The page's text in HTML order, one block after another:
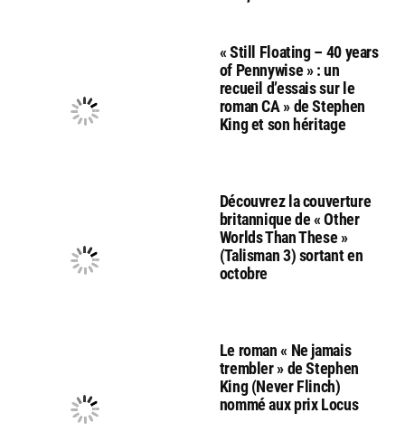
« Still Floating – 40 years
of Pennywise » : un
recueil d’essais sur le
roman CA » de Stephen
King et son héritage
Découvrez la couverture
britannique de « Other
Worlds Than These »
(Talisman 3) sortant en
octobre
Le roman « Ne jamais
trembler » de Stephen
King (Never Flinch)
nommé aux prix Locus